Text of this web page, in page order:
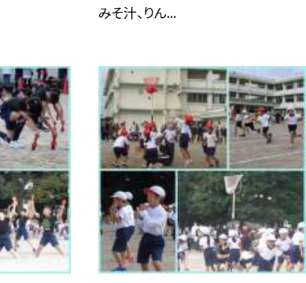
みそ汁、りん...